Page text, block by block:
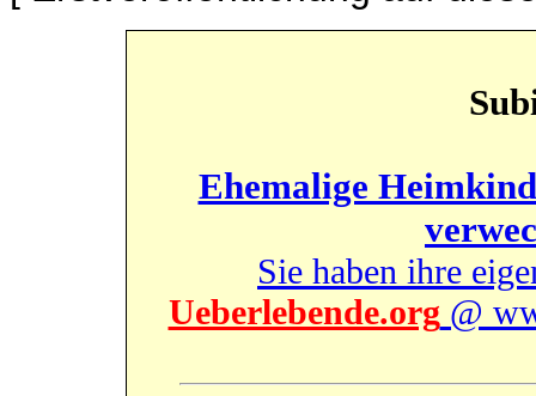
Ehemalige
Sie haben ihre
Ueberlebende.org @